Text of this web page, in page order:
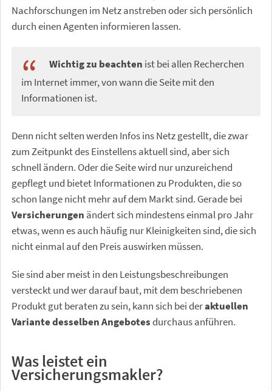
Nachforschungen im Netz anstreben oder sich persönlich
durch einen Agenten informieren lassen.
Wichtig zu beachten ist bei allen Recherchen
im Internet immer, von wann die Seite mit den
Informationen ist.
Denn nicht selten werden Infos ins Netz gestellt, die zwar
zum Zeitpunkt des Einstellens aktuell sind, aber sich
schnell ändern. Oder die Seite wird nur unzureichend
gepflegt und bietet Informationen zu Produkten, die so
schon lange nicht mehr auf dem Markt sind. Gerade bei
Versicherungen ändert sich mindestens einmal pro Jahr
etwas, wenn es auch häufig nur Kleinigkeiten sind, die sich
nicht einmal auf den Preis auswirken müssen.
Sie sind aber meist in den Leistungsbeschreibungen
versteckt und wer darauf baut, mit dem beschriebenen
Produkt gut beraten zu sein, kann sich bei deraktuellen
Variante desselben Angebotesdurchaus anführen.
Was leistet ein
Versicherungsmakler?